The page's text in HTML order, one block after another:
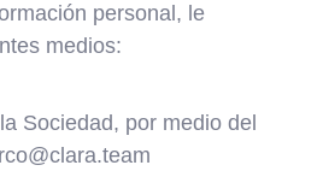
personal, le
medios:
Sociedad, por medio del